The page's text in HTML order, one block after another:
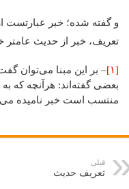
و گفته شده؛ خبر عبارتست
تعریف، خبر از حدیث عامتر
[۱]
– بر این مبنا می‌توان
بعضی گفته‌اند: هرآنچه که
منتسب است خبر نامیده
قبلی
تعریف حدیث